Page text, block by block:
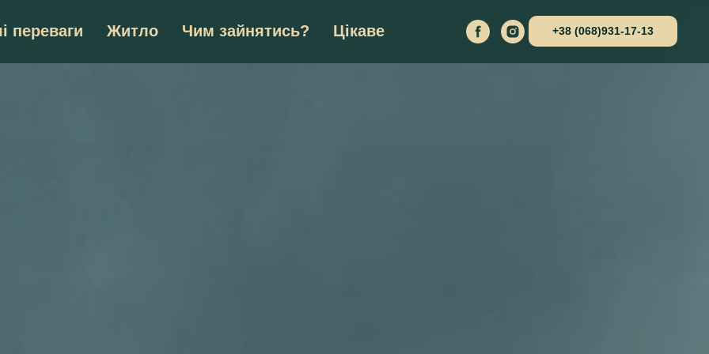
переваги Житло Чим зайнятись? Цікаве +38 (068)931-17-13